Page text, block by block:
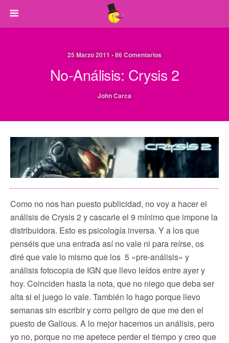
25 Marzo 2011 • 86 Comentarios
No-Análisis: Crysis 2
John Carca
Como no nos han puesto publicidad, no voy a hacer el
análisis de Crysis 2 y cascarle el 9 mínimo que impone la
distribuidora. Esto es psicología inversa. Y a los que
penséis que una entrada así no vale ni para reírse, os
diré que vale lo mismo que los 5 «pre-análisis» y
análisis fotocopia de IGN que llevo leídos entre ayer y
hoy. Coinciden hasta la nota, que no niego que deba ser
alta si el juego lo vale. También lo hago porque llevo
semanas sin escribir y corro peligro de que me den el
puesto de Galious. A lo mejor hacemos un análisis, pero
yo no, porque no me apetece perder el tiempo y creo que